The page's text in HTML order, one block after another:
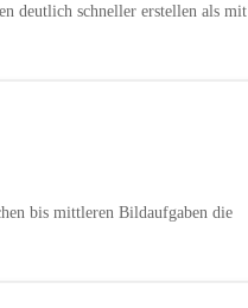
deutlich schneller erstellen als mit
bis mittleren Bildaufgaben die